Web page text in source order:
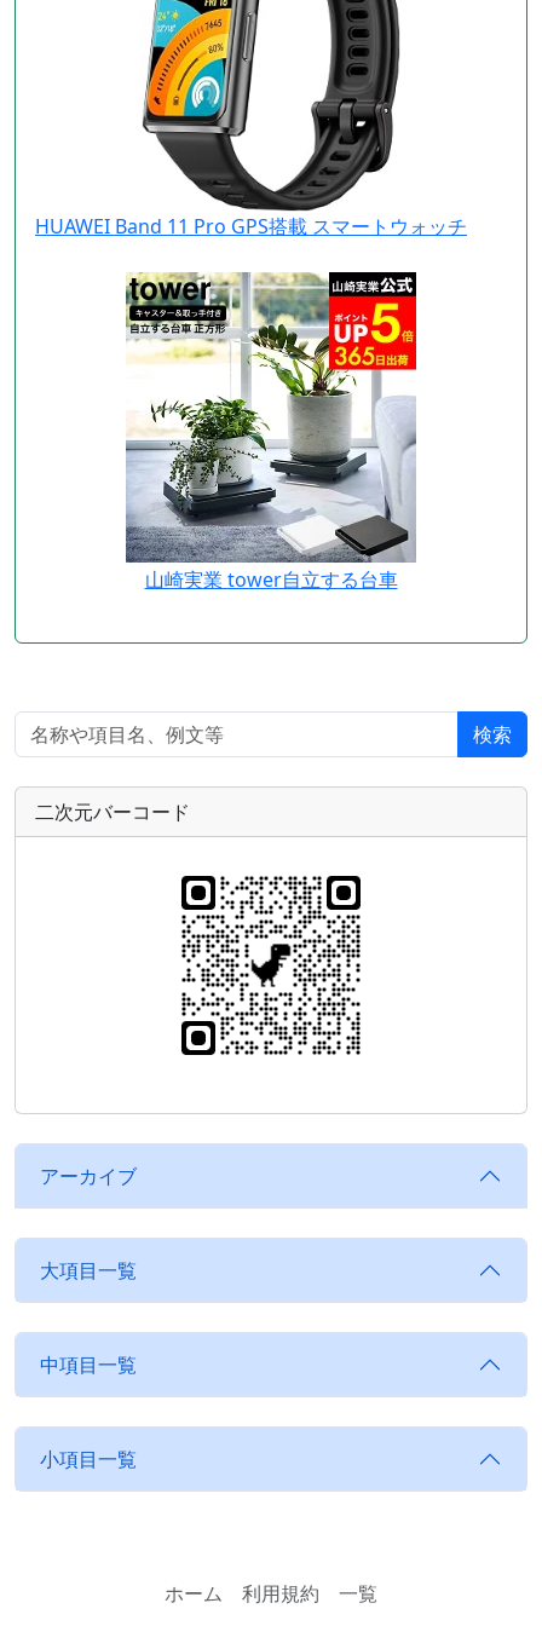
HUAWEI Band 11 Pro GPS搭載 スマートウォッチ
山崎実業 tower自立する台車
検索
二次元バーコード
アーカイブ
大項目一覧
中項目一覧
小項目一覧
ホーム 利用規約 一覧